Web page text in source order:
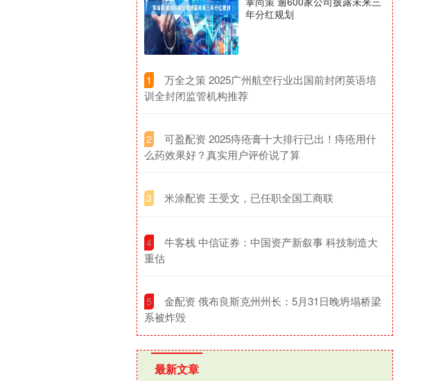
年分红规划
1
​万全之策 2025广州航空行业出国前封闭英语培
训全封闭监管机构推荐
2
​可盈配资 2025痔疮膏十大排行已出！痔疮用什
么药效果好？真实用户评价说了算
3 ​米涂配资 王受文，已任职全国工商联
4
​牛客栈 中信证券：中国资产新叙事 科技制造大
重估
5
​金配资 俄布良斯克州州长：5月31日晚坍塌桥梁
系被炸毁
最新文章